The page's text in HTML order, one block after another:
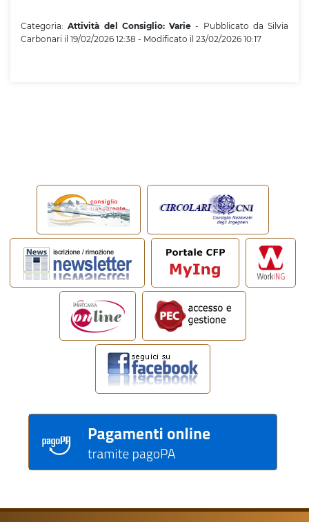
Categoria:Attività del Consiglio: Varie - Pubblicato da Silvia
Carbonari il 19/02/2026 12:38 - Modificato il 23/02/2026 10:17